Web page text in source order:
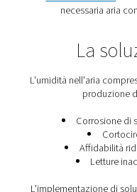
I compressori
umidità e
compressore
l'aria
finali e